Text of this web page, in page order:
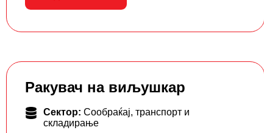
Ракувач на виљушкар
Сектор: Сообраќај, транспорт и
складирање